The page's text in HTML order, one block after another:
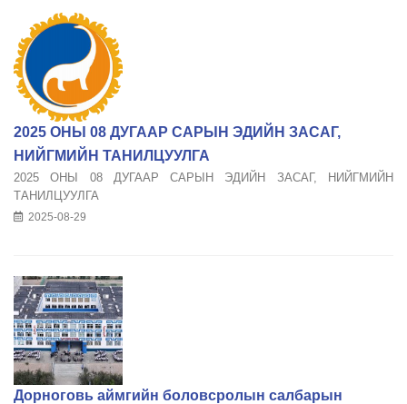
2025 ОНЫ 08 ДУГААР САРЫН ЭДИЙН ЗАСАГ,
НИЙГМИЙН ТАНИЛЦУУЛГА
2025 ОНЫ 08 ДУГААР САРЫН ЭДИЙН ЗАСАГ, НИЙГМИЙН
ТАНИЛЦУУЛГА
2025-08-29
Дорноговь аймгийн боловсролын салбарын